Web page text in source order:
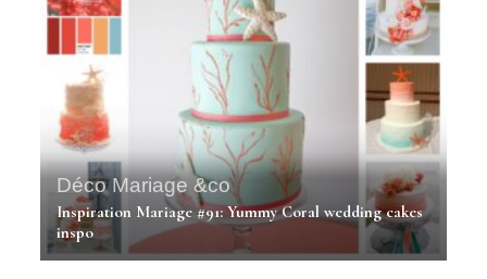
Déco Mariage &co
Inspiration Mariage #91: Yummy Coral wedding cakes
inspo